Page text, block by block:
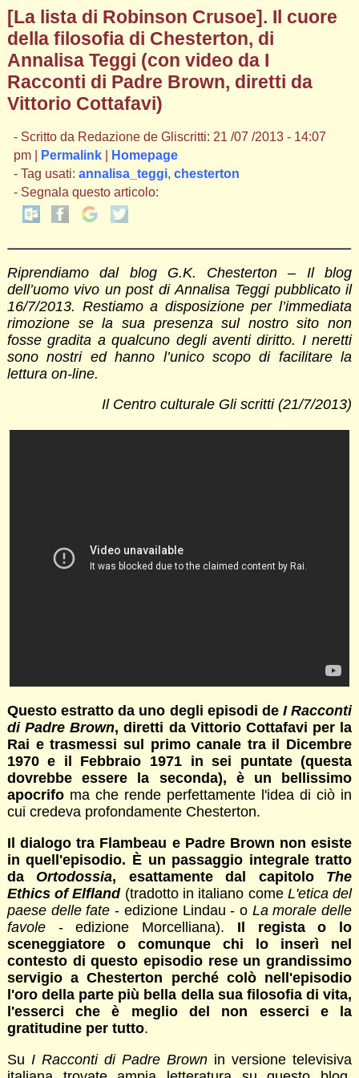
[La lista di Robinson Crusoe]. Il cuore
della filosofia di Chesterton, di
Annalisa Teggi (con video da I
Racconti di Padre Brown, diretti da
Vittorio Cottafavi)
- Scritto da Redazione de Gliscritti: 21 /07 /2013 - 14:07
pm |
Permalink|
Homepage
- Tag usati: annalisa_teggi, chesterton
- Segnala questo articolo:
Riprendiamo dal blog G.K. Chesterton – Il blog
dell’uomo vivo un post di Annalisa Teggi pubblicato il
16/7/2013. Restiamo a disposizione per l’immediata
rimozione se la sua presenza sul nostro sito non
fosse gradita a qualcuno degli aventi diritto. I neretti
sono nostri ed hanno l’unico scopo di facilitare la
lettura on-line.
Il Centro culturale Gli scritti (21/7/2013)
Questo estratto da uno degli episodi de I Racconti
di Padre Brown, diretti da Vittorio Cottafavi per la
Rai e trasmessi sul primo canale tra il Dicembre
1970 e il Febbraio 1971 in sei puntate (questa
dovrebbe essere la seconda), è un bellissimo
apocrifoma che rende perfettamente l'idea di ciò in
cui credeva profondamente Chesterton.
Il dialogo tra Flambeau e Padre Brown non esiste
in quell'episodio. È un passaggio integrale tratto
da Ortodossia, esattamente dal capitolo The
Ethics of Elfland(tradotto in italiano come L'etica del
paese delle fate - edizione Lindau - o La morale delle
favole- edizione Morcelliana). Il regista o lo
sceneggiatore o comunque chi lo inserì nel
contesto di questo episodio rese un grandissimo
servigio a Chesterton perché colò nell'episodio
l'oro della parte più bella della sua filosofia di vita,
l'esserci che è meglio del non esserci e la
gratitudine per tutto.
Su I Racconti di Padre Brown in versione televisiva